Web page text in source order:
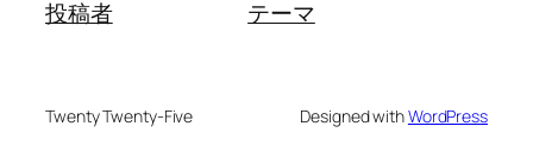
投稿者
テーマ
Twenty Twenty-Five Designed withWordPress